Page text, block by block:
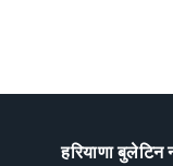
हरियाणा बुलेटिन